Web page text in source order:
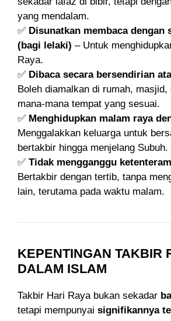
yang mendalam.
✅ Disunatkan membaca dengan
(bagi lelaki) – Untuk
Raya.
✅ Dibaca secara bersendirian
Boleh diamalkan di rumah, masjid,
mana-mana tempat yang sesuai.
✅ Menghidupkan malam raya
Menggalakkan keluarga untuk
bertakbir hingga menjelang Subuh.
✅ Tidak mengganggu
Bertakbir dengan tertib, tanpa
lain, terutama pada waktu malam.
KEPENTINGAN TAKBIR
DALAM ISLAM
Takbir Hari Raya bukan sekadar
tetapi mempunyai signifikannya